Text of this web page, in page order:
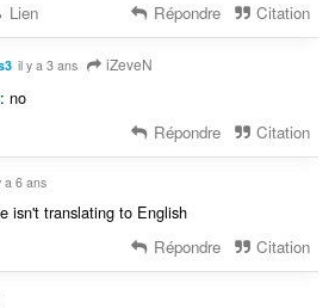
Lien Répondre Citation
il y a 3 ans iZeveN
: no
Répondre Citation
a 6 ans
isn't translating to English
Répondre Citation